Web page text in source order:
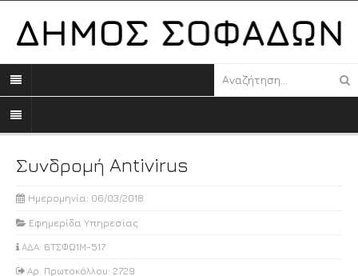
Συνδρομή Antivirus
Ημερομηνία: 06/03/2018
Εφημερίδα Υπηρεσίας
ΑΔΑ: 6ΤΣΦΩ1Μ-517
Αρ. Πρωτοκόλλου: 2729